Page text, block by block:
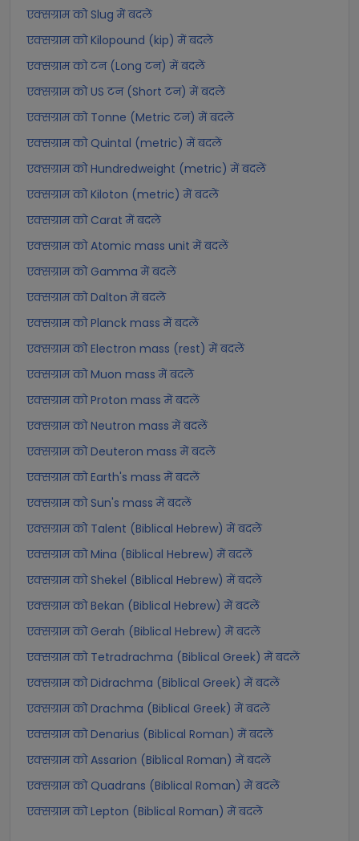
एक्सग्राम को Slug में बदलें
एक्सग्राम को Kilopound (kip) में बदलें
एक्सग्राम को टन (Long टन) में बदलें
एक्सग्राम को US टन (Short टन) में बदलें
एक्सग्राम को Tonne (Metric टन) में बदलें
एक्सग्राम को Quintal (metric) में बदलें
एक्सग्राम को Hundredweight (metric) में बदलें
एक्सग्राम को Kiloton (metric) में बदलें
एक्सग्राम को Carat में बदलें
एक्सग्राम को Atomic mass unit में बदलें
एक्सग्राम को Gamma में बदलें
एक्सग्राम को Dalton में बदलें
एक्सग्राम को Planck mass में बदलें
एक्सग्राम को Electron mass (rest) में बदलें
एक्सग्राम को Muon mass में बदलें
एक्सग्राम को Proton mass में बदलें
एक्सग्राम को Neutron mass में बदलें
एक्सग्राम को Deuteron mass में बदलें
एक्सग्राम को Earth's mass में बदलें
एक्सग्राम को Sun's mass में बदलें
एक्सग्राम को Talent (Biblical Hebrew) में बदलें
एक्सग्राम को Mina (Biblical Hebrew) में बदलें
एक्सग्राम को Shekel (Biblical Hebrew) में बदलें
एक्सग्राम को Bekan (Biblical Hebrew) में बदलें
एक्सग्राम को Gerah (Biblical Hebrew) में बदलें
एक्सग्राम को Tetradrachma (Biblical Greek) में बदलें
एक्सग्राम को Didrachma (Biblical Greek) में बदलें
एक्सग्राम को Drachma (Biblical Greek) में बदलें
एक्सग्राम को Denarius (Biblical Roman) में बदलें
एक्सग्राम को Assarion (Biblical Roman) में बदलें
एक्सग्राम को Quadrans (Biblical Roman) में बदलें
एक्सग्राम को Lepton (Biblical Roman) में बदलें